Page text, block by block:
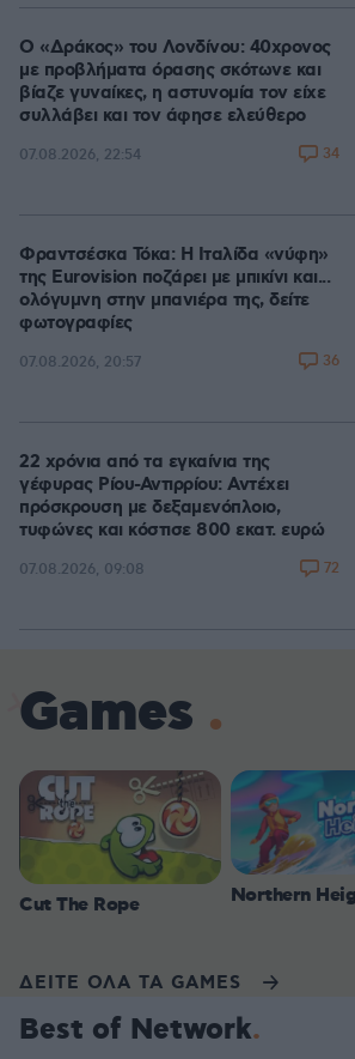
Ο «Δράκος» του Λονδίνου: 40χρονος
με προβλήματα όρασης σκότωνε και
βίαζε γυναίκες, η αστυνομία τον είχε
συλλάβει και τον άφησε ελεύθερο
07.08.2026, 22:54 34
Φραντσέσκα Τόκα: Η Ιταλίδα «νύφη»
της Eurovision ποζάρει με μπικίνι και...
ολόγυμνη στην μπανιέρα της, δείτε
φωτογραφίες
07.08.2026, 20:57 36
22 χρόνια από τα εγκαίνια της
γέφυρας Ρίου-Αντιρρίου: Αντέχει
πρόσκρουση με δεξαμενόπλοιο,
τυφώνες και κόστισε 800 εκατ. ευρώ
07.08.2026, 09:08 72
Games
Cut The Rope Northern
ΔΕΙΤΕ ΟΛΑ ΤΑ GAMES
Best of Network